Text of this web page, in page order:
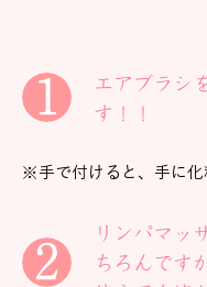
エアブラシ
す！！
※手で付けると、手に化
リンパマッ
ちろんです